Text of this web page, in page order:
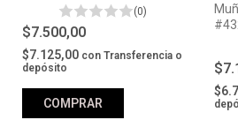
(0)
$7.500,00
$7.125,00 con Transferencia o
depósito
COMPRAR